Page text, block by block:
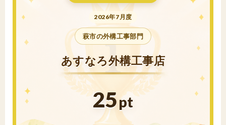
2026年7月度
萩市の外構工事部門
あすなろ外構工事店
25pt